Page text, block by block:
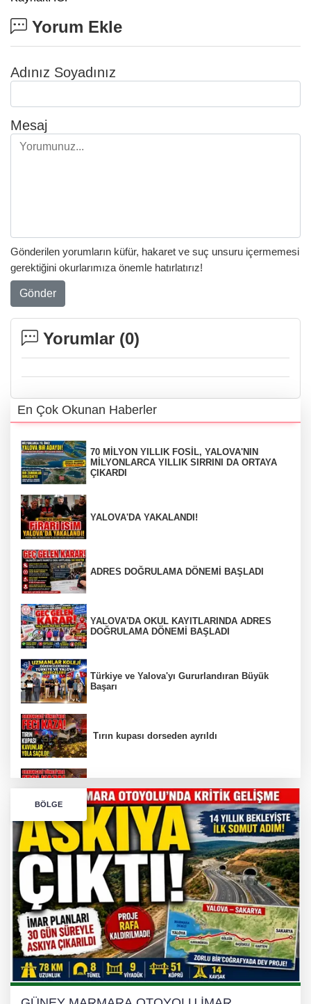
Yorum Ekle
Adınız Soyadınız
Mesaj
Gönderilen yorumların küfür, hakaret ve suç unsuru içermemesi
gerektiğini okurlarımıza önemle hatırlatırız!
Gönder
Yorumlar (0)
En Çok Okunan Haberler
70 MİLYON YILLIK FOSİL, YALOVA'NIN
MİLYONLARCA YILLIK SIRRINI DA ORTAYA
ÇIKARDI
YALOVA'DA YAKALANDI!
ADRES DOĞRULAMA DÖNEMİ BAŞLADI
YALOVA'DA OKUL KAYITLARINDA ADRES
DOĞRULAMA DÖNEMİ BAŞLADI
Türkiye ve Yalova'yı Gururlandıran Büyük
Başarı
Tırın kupası dorseden ayrıldı
Bursa’da Orhangazi Tüneli’nde feci kaza:
İHRACAT REKORU VAR, PEKİ EMEĞİN
KARŞILIĞI NEREDE?
TONAMİ KÖPRÜSÜ'NDE PANİK!
GÜNEY MARMARA OTOYOLU İMAR
PLANLARI ASKIDA!
BÖLGE